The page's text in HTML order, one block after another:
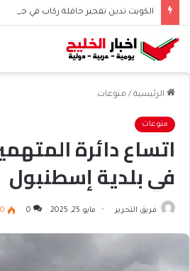
الكويت تدين تفجير حافلة ركاب في جرمانا
الرئيسية / منوعات
منوعات
اتساع دائرة
في بلدية إسطنبول
فريق التحرير مايو 25, 2025 0